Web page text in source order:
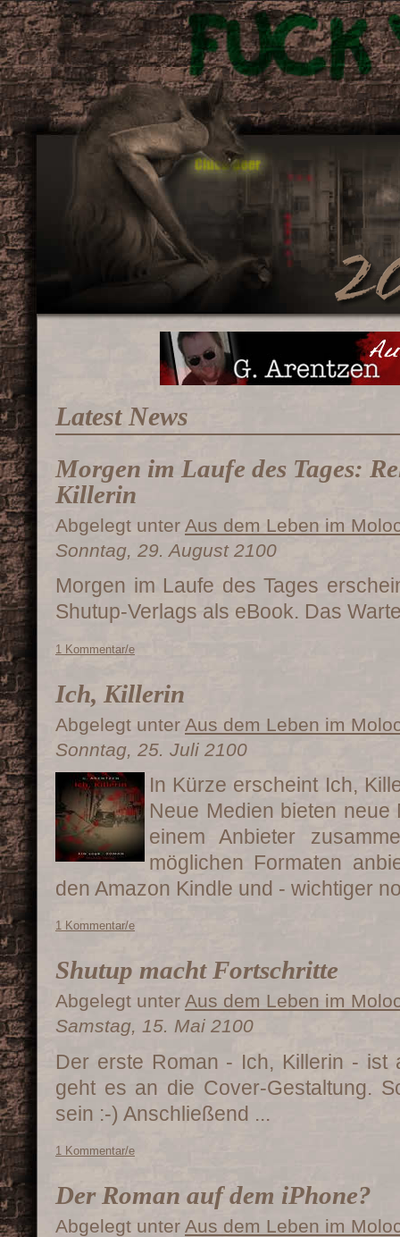
Latest News
Morgen im Laufe des Tages:
Killerin
Abgelegt unter Aus dem Leben im
Sonntag, 29. August 2100
Morgen im Laufe des Tages
Shutup-Verlags als eBook. Das
1 Kommentar/e
Ich, Killerin
Abgelegt unter Aus dem Leben im
Sonntag, 25. Juli 2100
In Kürze erscheint Ich,
Neue Medien bieten
einem Anbieter
möglichen Formaten
den Amazon Kindle und - wichtiger
1 Kommentar/e
Shutup macht Fortschritte
Abgelegt unter Aus dem Leben im
Samstag, 15. Mai 2100
Der erste Roman - Ich, Killerin - ist
geht es an die Cover-Gestaltung.
sein :-) Anschließend ...
1 Kommentar/e
Der Roman auf dem iPhone?
Abgelegt unter Aus dem Leben im